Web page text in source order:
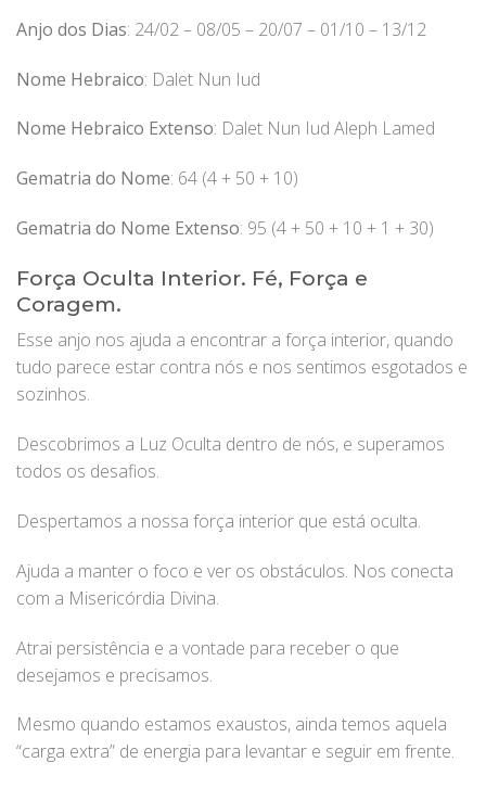
Anjo dos Dias: 24/02 – 08/05 – 20/07 – 01/10 – 13/12
Nome Hebraico: Dalet Nun Iud
Nome Hebraico Extenso: Dalet Nun Iud Aleph Lamed
Gematria do Nome: 64 (4 + 50 + 10)
Gematria do Nome Extenso: 95 (4 + 50 + 10 + 1 + 30)
Força Oculta Interior. Fé, Força e
Coragem.
Esse anjo nos ajuda a encontrar a força interior, quando
tudo parece estar contra nós e nos sentimos esgotados e
sozinhos.
Descobrimos a Luz Oculta dentro de nós, e superamos
todos os desafios.
Despertamos a nossa força interior que está oculta.
Ajuda a manter o foco e ver os obstáculos. Nos conecta
com a Misericórdia Divina.
Atrai persistência e a vontade para receber o que
desejamos e precisamos.
Mesmo quando estamos exaustos, ainda temos aquela
“carga extra” de energia para levantar e seguir em frente.